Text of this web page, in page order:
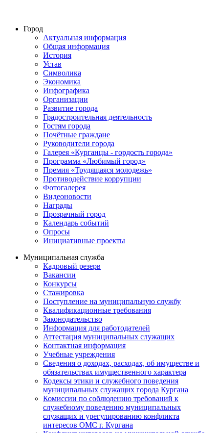
Город
Актуальная информация
Общая информация
История
Устав
Символика
Экономика
Инфографика
Организации
Развитие города
Градостроительная деятельность
Гостям города
Почётные граждане
Руководители города
Галерея «Курганцы - гордость города»
Программа «Любимый город»
Премия «Трудящаяся молодежь»
Противодействие коррупции
Фотогалерея
Видеоновости
Награды
Прозрачный город
Календарь событий
Опросы
Инициативные проекты
Муниципальная служба
Кадровый резерв
Вакансии
Конкурсы
Стажировка
Поступление на муниципальную службу
Квалификационные требования
Законодательство
Информация для работодателей
Аттестация муниципальных служащих
Контактная информация
Учебные учреждения
Сведения о доходах, расходах, об имуществе и
обязательствах имущественного характера
Кодексы этики и служебного поведения
муниципальных служащих города Кургана
Комиссии по соблюдению требований к
служебному поведению муниципальных
служащих и урегулированию конфликта
интересов ОМС г. Кургана